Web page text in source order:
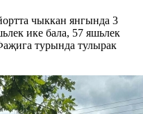
чыккан янгында 3
ике бала, 57 яшьлек
турында тулырак